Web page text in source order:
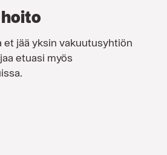
et jää yksin vakuutusyhtiön
etuasi myös